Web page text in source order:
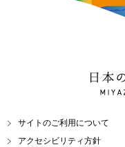
日本の
サイトのご利用について
アクセシビリティ方針